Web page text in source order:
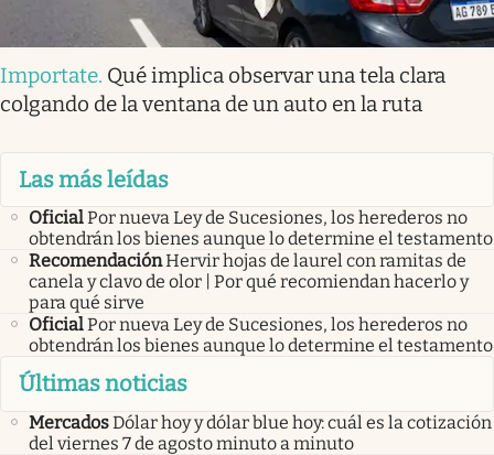
Importate. Qué implica observar una tela clara
colgando de la ventana de un auto en la ruta
Las más leídas
OficialPor nueva Ley de Sucesiones, los herederos no
obtendrán los bienes aunque lo determine el testamento
RecomendaciónHervir hojas de laurel con ramitas de
canela y clavo de olor | Por qué recomiendan hacerlo y
para qué sirve
OficialPor nueva Ley de Sucesiones, los herederos no
obtendrán los bienes aunque lo determine el testamento
Últimas noticias
MercadosDólar hoy y dólar blue hoy: cuál es la cotización
del viernes 7 de agosto minuto a minuto